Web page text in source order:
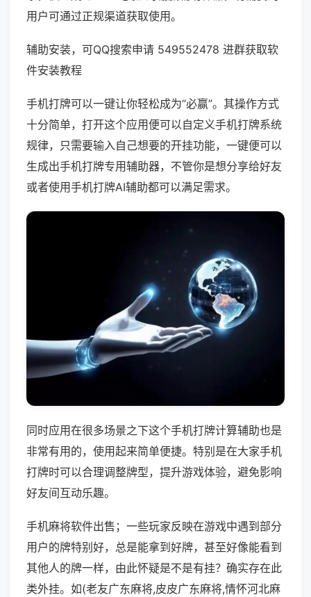
用户可通过正规渠道获取使用。
辅助安装，可QQ搜索申请 549552478 进群获取软
件安装教程
手机打牌可以一键让你轻松成为“必赢”。其操作方式
十分简单，打开这个应用便可以自定义手机打牌系统
规律，只需要输入自己想要的开挂功能，一键便可以
生成出手机打牌专用辅助器，不管你是想分享给好友
或者使用手机打牌AI辅助都可以满足需求。
同时应用在很多场景之下这个手机打牌计算辅助也是
非常有用的，使用起来简单便捷。特别是在大家手机
打牌时可以合理调整牌型，提升游戏体验，避免影响
好友间互动乐趣。
手机麻将软件出售；一些玩家反映在游戏中遇到部分
用户的牌特别好，总是能拿到好牌，甚至好像能看到
其他人的牌一样，由此怀疑是不是有挂？确实存在此
类外挂。如(老友广东麻将,皮皮广东麻将,情怀河北麻